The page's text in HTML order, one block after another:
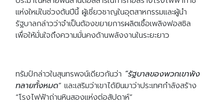
แห่งใหม่ในช่วงต้นปีนี้ ผู้เชี่ยวชาญในอุตสาหกรรมและผู้นำ
รัฐบาลกล่าวว่าจำเป็นต้องขยายการผลิตเชื้อเพลิงฟอสซิล
เพื่อให้มั่นใจถึงความมั่นคงด้านพลังงานในระยะยาว
ทรัมป์กล่าวในสุนทรพจน์เดียวกันว่า “รัฐบาลของพวกเขาพัง
ทลายทั้งหมด” และเสริมว่าเขาได้ยินมาว่าประเทศกำลังสร้าง
“โรงไฟฟ้าถ่านหินสองแห่งต่อสัปดาห์”